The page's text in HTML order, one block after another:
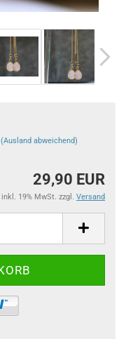
(Ausland abweichend)
29,90 EUR
inkl. 19% MwSt. zzgl. Versand